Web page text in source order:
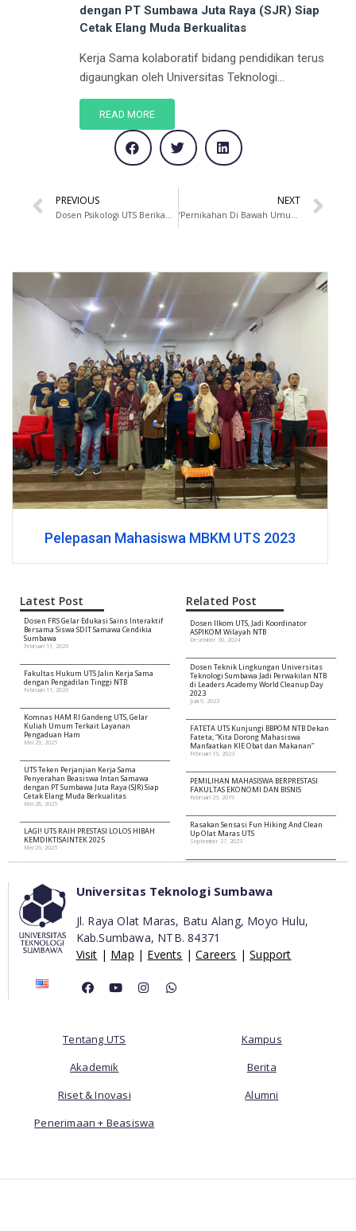
dengan PT Sumbawa Juta Raya (SJR) Siap
Cetak Elang Muda Berkualitas
Kerja Sama kolaboratif bidang pendidikan terus
digaungkan oleh Universitas Teknologi...
READ MORE
PREVIOUS
Dosen Psikologi UTS Berikan Psikoedukasi Bebas Kekerasan dan Pelecehan Seksual
NEXT
‘Pernikahan Di Bawah Umur Prespektif Ham’ Kajian Dosen Sosiologi UTS
Kembali UTS Raih Hibah Program Kompetisi
Latest Post
Dosen FRS Gelar Edukasi Sains Interaktif
Bersama Siswa SDIT Samawa Cendikia
Februari 11, 2026
Fakultas Hukum UTS Jalin Kerja Sama
Februari 11, 2026
Komnas HAM RI Gandeng UTS, Gelar
Kuliah Umum Terkait Layanan
Mei 29, 2025
UTS Teken Perjanjian Kerja Sama
Penyerahan Beasiswa Intan Samawa
dengan PT Sumbawa Juta Raya (SJR) Siap
Mei 28, 2025
LAGI! UTS RAIH PRESTASI LOLOS HIBAH
Related Post
Dosen Ilkom UTS, Jadi Koordinator
Desember 30, 2024
Dosen Teknik Lingkungan Universitas
Teknologi Sumbawa Jadi Perwakilan NTB
di Leaders Academy World Cleanup Day
Juni 9, 2023
FATETA UTS Kunjungi BBPOM NTB Dekan
Fateta; “Kita Dorong Mahasiswa
Februari 16, 2023
PEMILIHAN MAHASISWA BERPRESTASI
Februari 26, 2019
Rasakan Sensasi Fun Hiking And Clean
September 27, 2023
Jl. Raya Olat Maras, Batu Alang, Moyo Hulu,
Kab.Sumbawa,NTB. 84371